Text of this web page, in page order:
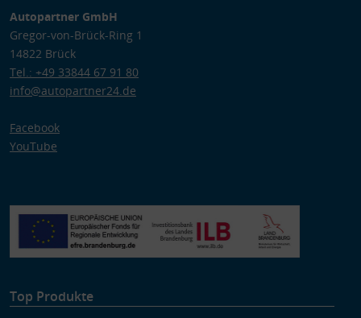
Autopartner GmbH
Gregor-von-Brück-Ring 1
14822 Brück
Tel.: +49 33844 67 91 80
info@autopartner24.de
Facebook
YouTube
Top Produkte